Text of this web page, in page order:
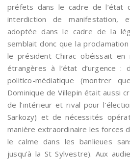
préfets dans le cadre de l’état
interdiction de manifestation,
adoptée dans le cadre de la
semblait donc que la
le président Chirac obéissait
étrangères à l’état d’urgence :
politico-médiatique (montrer
Dominique de Villepin était aussi
de l’intérieur et rival pour
Sarkozy) et de nécessités
manière extraordinaire les forces
le calme dans les banlieues
jusqu’à la St Sylvestre). Aux